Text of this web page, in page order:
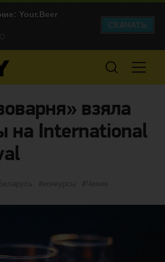
взяла
на International
конкурсы Чехия
Your.Beer
СКАЧАТЬ